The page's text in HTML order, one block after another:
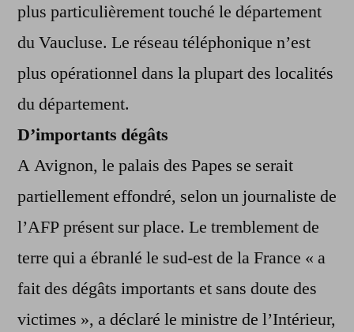
plus particulièrement touché le département
du Vaucluse. Le réseau téléphonique n’est
plus opérationnel dans la plupart des localités
du département.
D’importants dégâts
A Avignon, le palais des Papes se serait
partiellement effondré, selon un journaliste de
l’AFP présent sur place. Le tremblement de
terre qui a ébranlé le sud-est de la France « a
fait des dégâts importants et sans doute des
victimes », a déclaré le ministre de l’Intérieur,